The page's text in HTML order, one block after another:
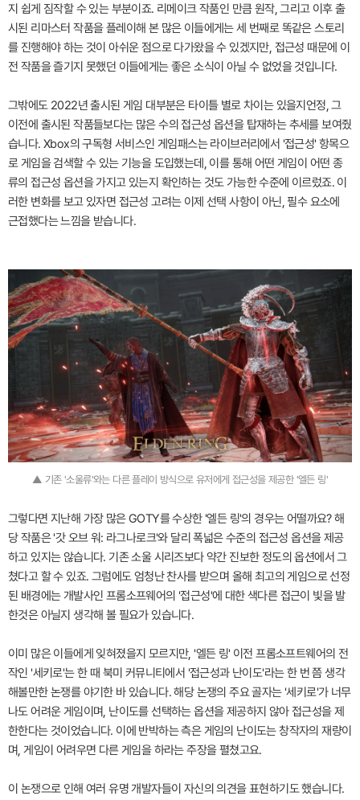
지 쉽게 짐작할 수 있는 부분이죠. 리메이크 작품인 만큼 원작, 그리고 이후 출
시된 리마스터 작품을 플레이해 본 많은 이들에게는 세 번째로 똑같은 스토리
를 진행해야 하는 것이 아쉬운 점으로 다가왔을 수 있겠지만, 접근성 때문에 이
전 작품을 즐기지 못했던 이들에게는 좋은 소식이 아닐 수 없었을 것입니다.
그밖에도 2022년 출시된 게임 대부분은 타이틀 별로 차이는 있을지언정, 그
이전에 출시된 작품들보다는 많은 수의 접근성 옵션을 탑재하는 추세를 보여줬
습니다. Xbox의 구독형 서비스인 게임패스는 라이브러리에서 '접근성' 항목으
로 게임을 검색할 수 있는 기능을 도입했는데, 이를 통해 어떤 게임이 어떤 종
류의 접근성 옵션을 가지고 있는지 확인하는 것도 가능한 수준에 이르렀죠. 이
러한 변화를 보고 있자면 접근성 고려는 이제 선택 사항이 아닌, 필수 요소에
근접했다는 느낌을 받습니다.
▲ 기존 '소울류'와는 다른 플레이 방식으로 유저에게 접근성을 제공한 '엘든 링'
그렇다면 지난해 가장 많은 GOTY를 수상한 '엘든 링'의 경우는 어떨까요? 해
당 작품은 '갓 오브 워: 라그나로크'와 달리 폭넓은 수준의 접근성 옵션을 제공
하고 있지는 않습니다. 기존 소울 시리즈보다 약간 진보한 정도의 옵션에서 그
쳤다고 할 수 있죠. 그럼에도 엄청난 찬사를 받으며 올해 최고의 게임으로 선정
된 배경에는 개발사인 프롬소프웨어의 '접근성'에 대한 색다른 접근이 빛을 발
한것은 아닐지 생각해 볼 필요가 있습니다.
이미 많은 이들에게 잊혀졌을지 모르지만, '엘든 링' 이전 프롬소프트웨어의 전
작인 '세키로'는 한 때 북미 커뮤니티에서 '접근성과 난이도'라는 한 번 쯤 생각
해볼만한 논쟁를 야기한 바 있습니다. 해당 논쟁의 주요 골자는 '세키로'가 너무
나도 어려운 게임이며, 난이도를 선택하는 옵션을 제공하지 않아 접근성을 제
한한다는 것이었습니다. 이에 반박하는 측은 게임의 난이도는 창작자의 재량이
며, 게임이 어려우면 다른 게임을 하라는 주장을 펼쳤고요.
이 논쟁으로 인해 여러 유명 개발자들이 자신의 의견을 표현하기도 했습니다.